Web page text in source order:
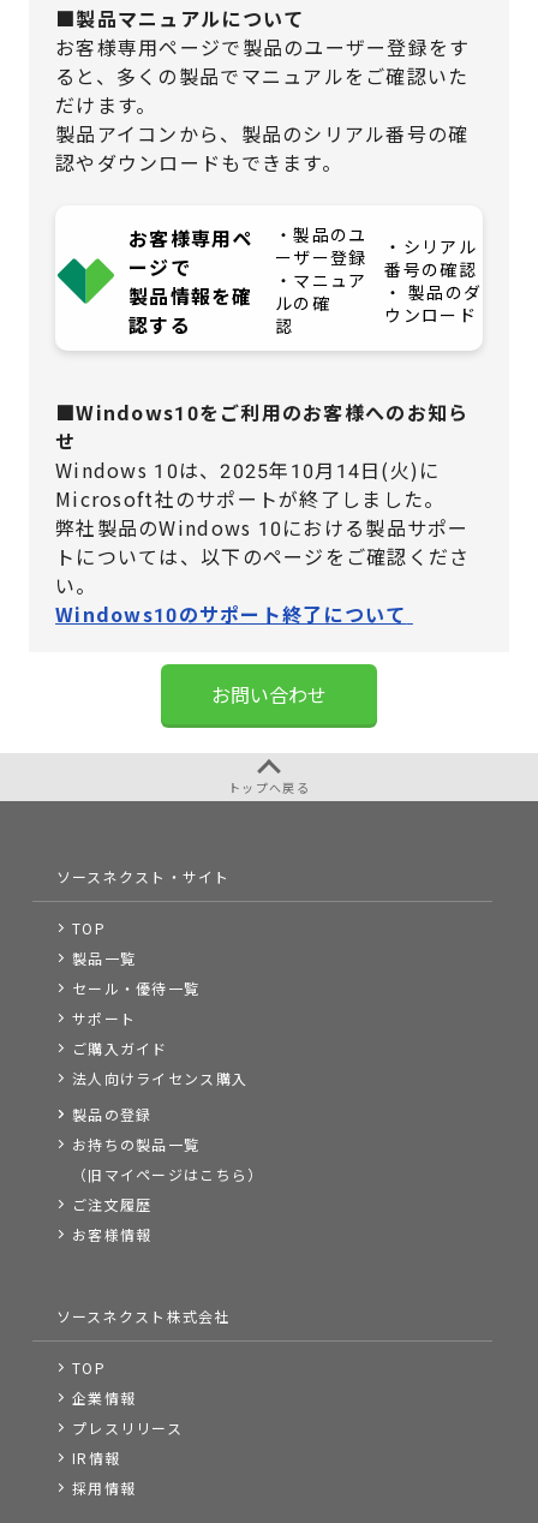
■製品マニュアルについて
お客様専用ページで製品のユーザー登録をす
ると、多くの製品でマニュアルをご確認いた
だけます。
製品アイコンから、製品のシリアル番号の確
認やダウンロードもできます。
お客様専用ペ
ージで
製品情報を確
認する
・製品のユ
ーザー登録
・マニュア
ルの確
認
・シリアル
番号の確認
・ 製品のダ
ウンロード
■Windows10をご利用のお客様へのお知ら
せ
Windows 10は、2025年10月14日(火)に
Microsoft社のサポートが終了しました。
弊社製品のWindows 10における製品サポー
トについては、 以下のページをご確認くださ
い。
Windows10のサポート終了について
お問い合わせ
トップへ戻る
ソースネクスト・サイト
TOP
製品一覧
セール・優待一覧
サポート
ご購入ガイド
法人向けライセンス購入
製品の登録
お持ちの製品一覧
（旧マイページはこちら）
ご注文履歴
お客様情報
ソースネクスト株式会社
TOP
企業情報
プレスリリース
IR情報
採用情報